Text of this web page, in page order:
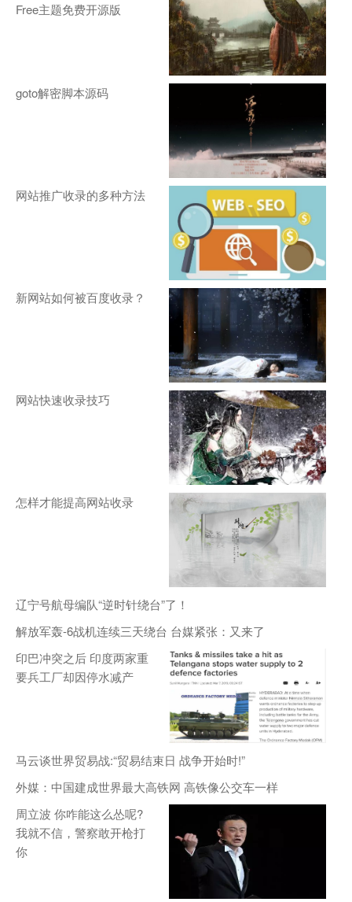
Free主题免费开源版
goto解密脚本源码
网站推广收录的多种方法
新网站如何被百度收录？
网站快速收录技巧
怎样才能提高网站收录
辽宁号航母编队“逆时针绕台”了！
解放军轰-6战机连续三天绕台 台媒紧张：又来了
印巴冲突之后 印度两家重
要兵工厂却因停水减产
马云谈世界贸易战:“贸易结束日 战争开始时!”
外媒：中国建成世界最大高铁网 高铁像公交车一样
周立波 你咋能这么怂呢?
我就不信，警察敢开枪打
你